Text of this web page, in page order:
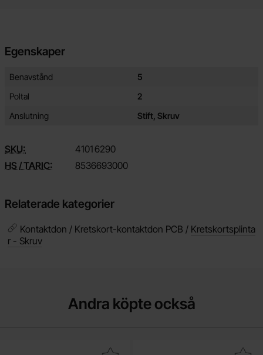
Egenskaper
Egenskaper/attribut för denna produkt
Attribut
Benavstånd
5
Poltal
2
Anslutning
Stift, Skruv
SKU: 41016290
HS / TARIC:
8536693000
Relaterade kategorier
Kontaktdon / Kretskort-kontaktdon PCB / Kretskortsplinta
r - Skruv
Andra köpte också